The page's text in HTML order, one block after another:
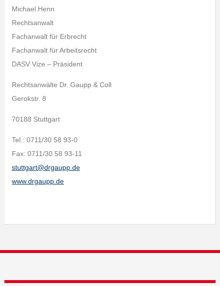
Michael Henn
Rechtsanwalt
Fachanwalt für Erbrecht
Fachanwalt für Arbeitsrecht
DASV Vize – Präsident
Rechtsanwälte Dr. Gaupp & Coll
Gerokstr. 8
70188 Stuttgart
Tel.: 0711/30 58 93-0
Fax: 0711/30 58 93-11
stuttgart@drgaupp.de
www.drgaupp.de